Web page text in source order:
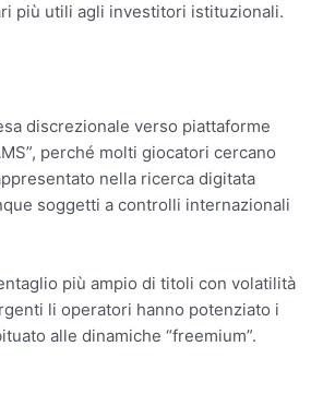
più utili agli investitori istituzionali.
discrezionale verso piattaforme
perché molti giocatori cercano
nella ricerca digitata
soggetti a controlli internazionali
più ampio di titoli con volatilità
li operatori hanno potenziato i
alle dinamiche “freemium”.